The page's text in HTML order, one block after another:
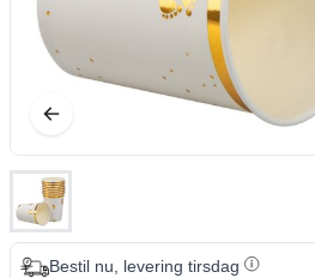
Bestil nu, levering tirsdag